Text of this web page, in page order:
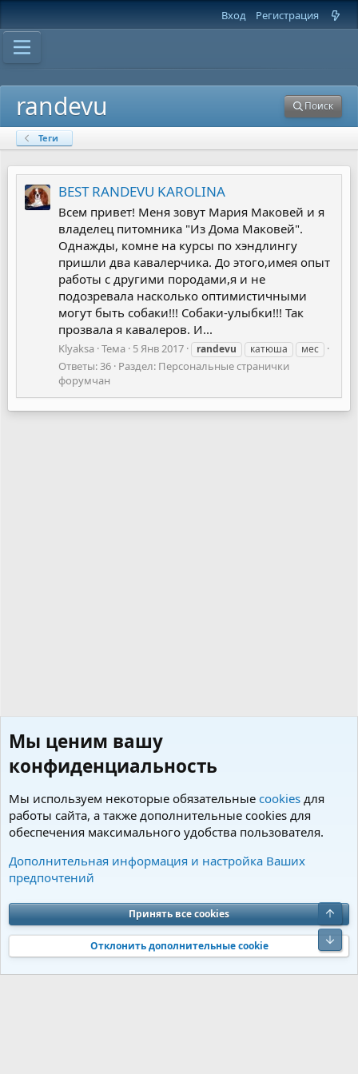
Вход Регистрация
randevu Поиск
Теги
BEST RANDEVU KAROLINA
Всем привет! Меня зовут Мария Маковей и я
владелец питомника "Из Дома Маковей".
Однажды, комне на курсы по хэндлингу
пришли два кавалерчика. До этого,имея опыт
работы с другими породами,я и не
подозревала насколько оптимистичными
могут быть собаки!!! Собаки-улыбки!!! Так
прозвала я кавалеров. И...
Klyaksa Тема 5 Янв 2017 randevu катюша мес
Ответы: 36 Раздел: Персональные странички
форумчан
Теги
Cookies Charm by DCom
Обратная связь
Условия и правила
Политика конфиденциальности
Помощь
S
S
Community platform by XenForo® © 2010-2026 XenForo Ltd. Перевод от
Jumuro®|Media embeds via s9e/MediaSites
Мы ценим вашу
конфиденциальность
Мы используем некоторые обязательные cookies для
работы сайта, а также дополнительные cookies для
обеспечения максимального удобства пользователя.
Дополнительная информация и настройка Ваших
предпочтений
Принять все cookies
Отклонить дополнительные cookie
Верх
Низ